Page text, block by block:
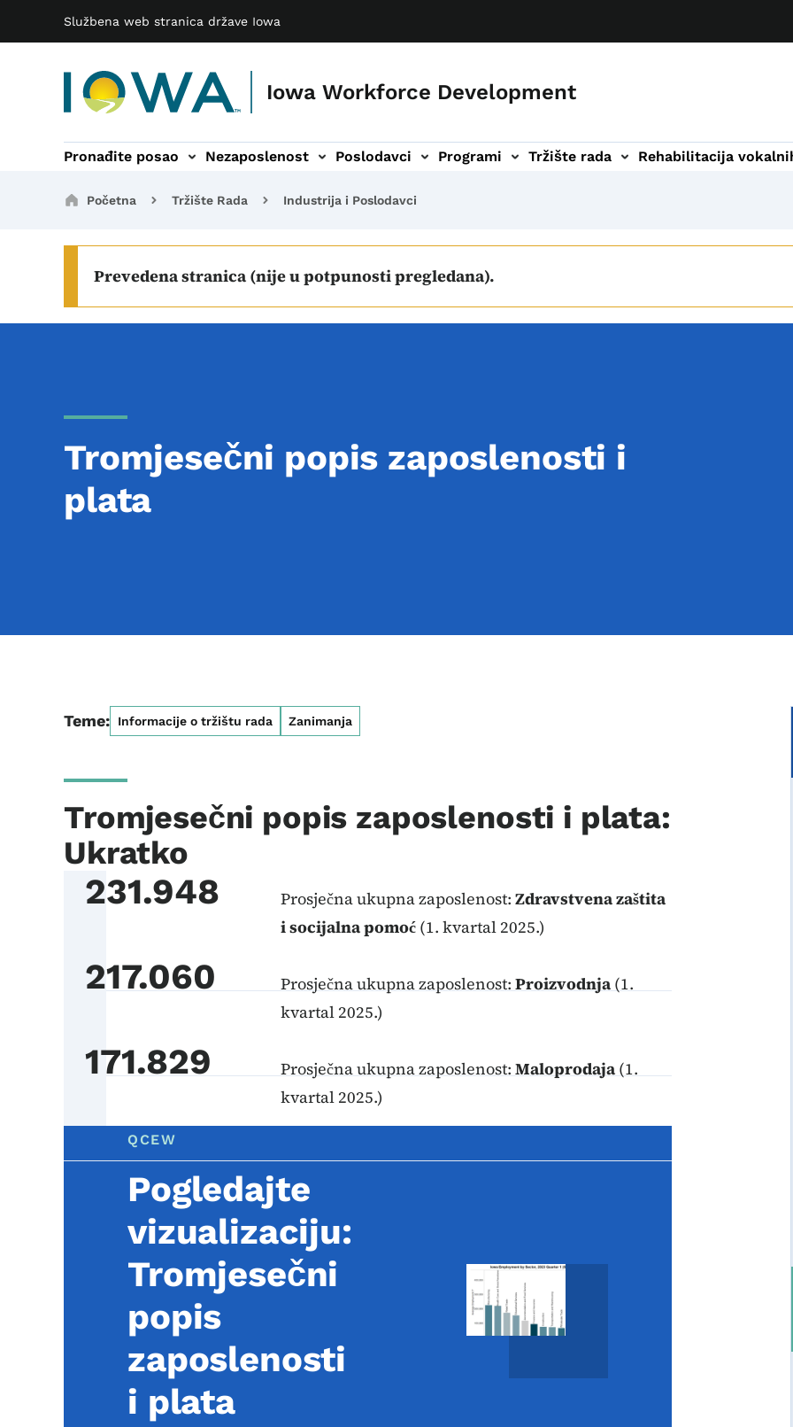
Službena web stranica države Iowa
Iowa Workforce Development
Main navigation
Pronađite posao Nezaposlenost Poslodavci Programi
podnavigacija Tržište rada
Tržište rada podnavigacija Rehabilitacija
Rehabilitacija vokalnih organa podnavigacija
Vijesti podnavigacija
Kontakt podnavigacija
Breadcrumbs
Početna Tržište Rada Industrija i Poslodavci
Prevedena stranica (nije u potpunosti pregledana).
Tromjesečni popis zaposlenosti i
plata
Teme: Informacije o tržištu rada Zanimanja
Tromjesečni popis zaposlenosti i plata:
Ukratko
231.948 Prosječna ukupna zaposlenost: Zdravstvena zaštita
i socijalna pomoć(1. kvartal 2025.)
217.060 Prosječna ukupna zaposlenost: Proizvodnja(1.
kvartal 2025.)
171.829 Prosječna ukupna zaposlenost: Maloprodaja(1.
kvartal 2025.)
QCEW
Pogledajte
vizualizaciju:
Tromjesečni
popis
zaposlenosti
i plata